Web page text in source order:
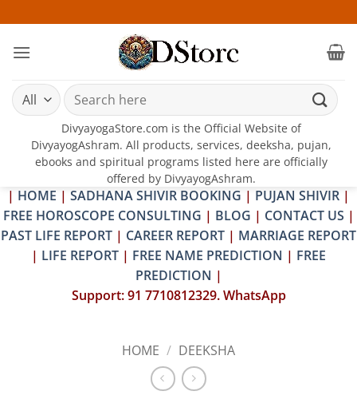
to
content
Search
for:
DivyayogaStore.com is the Official Website of
DivyayogAshram. All products, services, deeksha, pujan,
ebooks and spiritual programs listed here are officially
offered by DivyayogAshram.
| HOME | SADHANA SHIVIR BOOKING | PUJAN SHIVIR |
FREE HOROSCOPE CONSULTING | BLOG | CONTACT US |
PAST LIFE REPORT | CAREER REPORT | MARRIAGE REPORT
| LIFE REPORT | FREE NAME PREDICTION | FREE
PREDICTION |
Support: 91 7710812329. WhatsApp
HOME / DEEKSHA